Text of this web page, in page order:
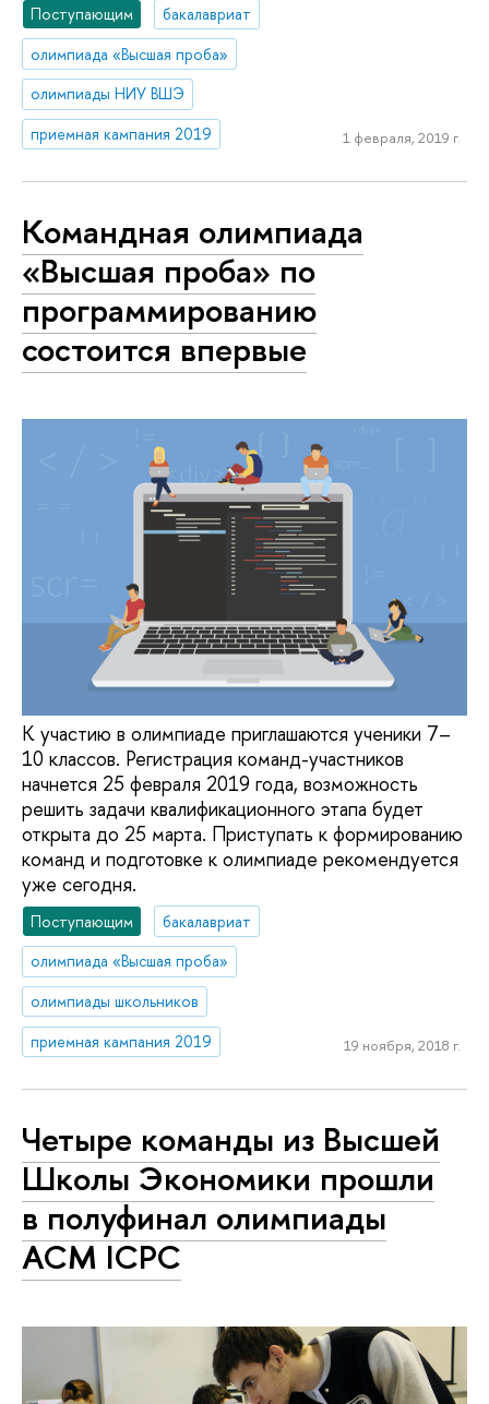
Поступающим
бакалавриат
олимпиада «Высшая проба»
олимпиады НИУ ВШЭ
приемная кампания 2019
1 февраля, 2019 г.
Командная олимпиада
«Высшая проба» по
программированию
состоится впервые
К участию в олимпиаде приглашаются ученики 7–
10 классов. Регистрация команд-участников
начнется 25 февраля 2019 года, возможность
решить задачи квалификационного этапа будет
открыта до 25 марта. Приступать к формированию
команд и подготовке к олимпиаде рекомендуется
уже сегодня.
Поступающим
бакалавриат
олимпиада «Высшая проба»
олимпиады школьников
приемная кампания 2019
19 ноября, 2018 г.
Четыре команды из Высшей
Школы Экономики прошли
в полуфинал олимпиады
ACM ICPC